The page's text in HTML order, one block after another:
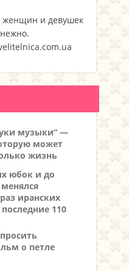
женщин и девушек
музыки“ —
может
жизнь
юбок и до
иранских
110
о петле